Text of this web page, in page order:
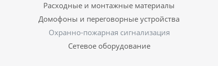
Расходные и монтажные материалы
Домофоны и переговорные устройства
Охранно-пожарная сигнализация
Сетевое оборудование